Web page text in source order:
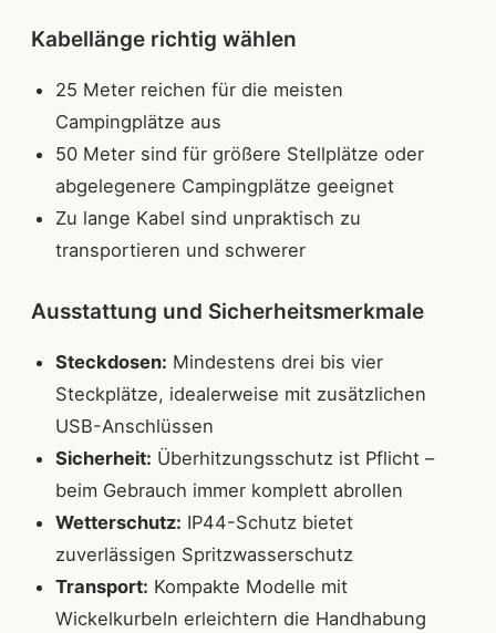
Kabellänge richtig wählen
25 Meter reichen für die meisten
Campingplätze aus
50 Meter sind für größere Stellplätze oder
abgelegenere Campingplätze geeignet
Zu lange Kabel sind unpraktisch zu
transportieren und schwerer
Ausstattung und Sicherheitsmerkmale
Steckdosen: Mindestens drei bis vier
Steckplätze, idealerweise mit zusätzlichen
USB-Anschlüssen
Sicherheit: Überhitzungsschutz ist Pflicht –
beim Gebrauch immer komplett abrollen
Wetterschutz: IP44-Schutz bietet
zuverlässigen Spritzwasserschutz
Transport: Kompakte Modelle mit
Wickelkurbeln erleichtern die Handhabung